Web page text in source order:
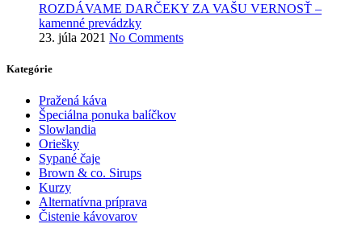
ROZDÁVAME DARČEKY ZA VAŠU VERNOSŤ –
kamenné prevádzky
23. júla 2021 No Comments
Kategórie
Pražená káva
Špeciálna ponuka balíčkov
Slowlandia
Oriešky
Sypané čaje
Brown & co. Sirups
Kurzy
Alternatívna príprava
Čistenie kávovarov